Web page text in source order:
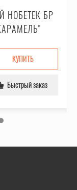
НОБЕТЕК БР
КУПИТЬ
Быстрый заказ